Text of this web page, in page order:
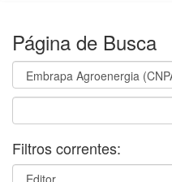
Página de Busca
Filtros correntes: